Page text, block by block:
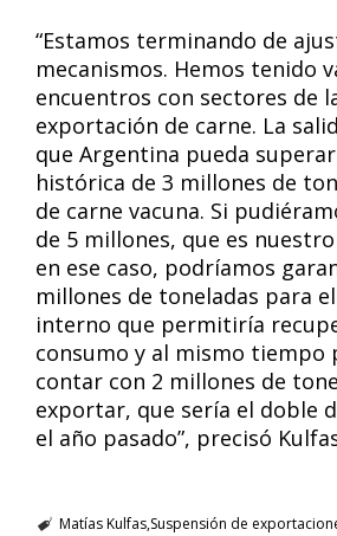
“Estamos terminando de
mecanismos. Hemos tenido
encuentros con sectores de
exportación de carne. La
que Argentina pueda
histórica de 3 millones de
de carne vacuna. Si
de 5 millones, que es
en ese caso, podríamos
millones de toneladas para
interno que permitiría
consumo y al mismo tiempo
contar con 2 millones de
exportar, que sería el doble
el año pasado”, precisó
Matías KulfasSuspensión de